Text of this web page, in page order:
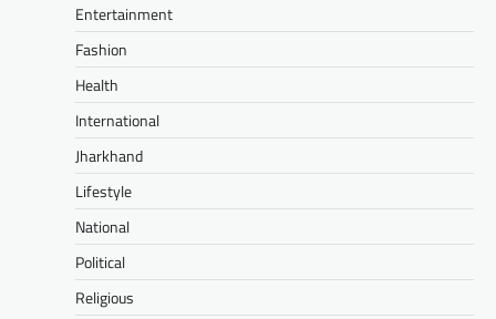
Entertainment
Fashion
Health
International
Jharkhand
Lifestyle
National
Political
Religious